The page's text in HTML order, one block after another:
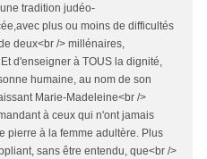
tradition judéo-
plus ou moins de difficultés
deux<br /> millénaires,
d'enseigner à TOUS la dignité,
humaine, au nom de son
Marie-Madeleine<br />
à ceux qui n'ont jamais
pierre à la femme adultère. Plus
sans être entendu, que<br />